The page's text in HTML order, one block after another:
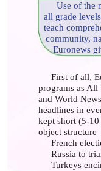
First of all,
programs as
and World
headlines in
kept short (5-
object structure
French
Russia to
Turkeys
Use of the
all grade
teach
community,
Euronews